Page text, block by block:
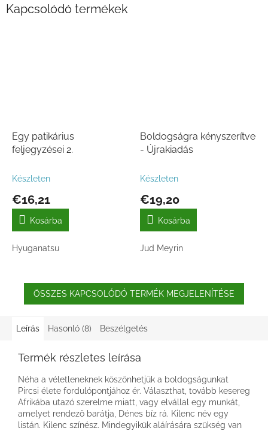
Kapcsolódó termékek
Egy patikárius
feljegyzései 2.
Készleten
€16,21
Kosárba
Hyuganatsu
Boldogságra kényszerítve
- Újrakiadás
Készleten
€19,20
Kosárba
Jud Meyrin
ÖSSZES KAPCSOLÓDÓ TERMÉK MEGJELENÍTÉSE
Leírás Hasonló (8) Beszélgetés
Termék részletes leírása
Néha a véletleneknek köszönhetjük a boldogságunkat
Pircsi élete fordulópontjához ér. Választhat, tovább kesereg
Afrikába utazó szerelme miatt, vagy elvállal egy munkát,
amelyet rendező barátja, Dénes bíz rá. Kilenc név egy
listán. Kilenc színész. Mindegyikük aláírására szükség van